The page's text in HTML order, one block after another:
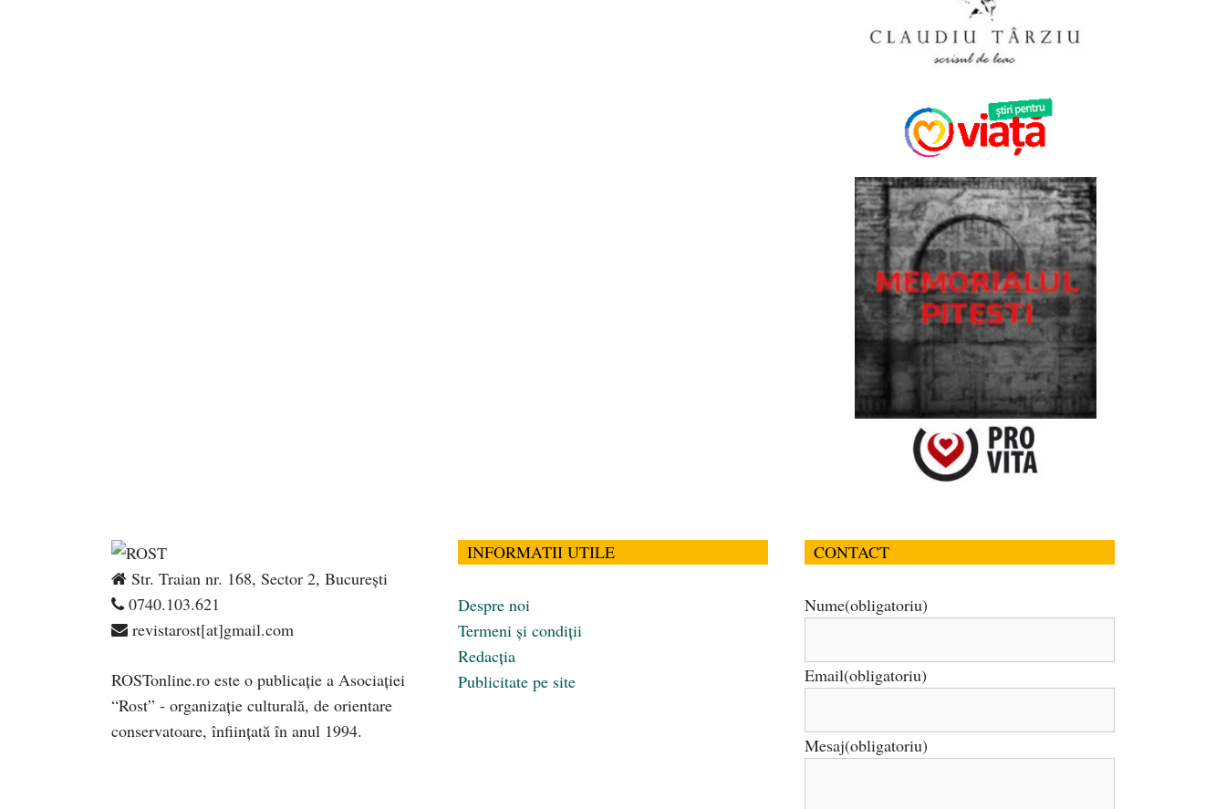
Str. Traian nr. 168, Sector 2, București
0740.103.621
revistarost[at]gmail.com
ROSTonline.ro este o publicaţie a Asociaţiei
“Rost” - organizaţie culturală, de orientare
conservatoare, înfiinţată în anul 1994.
INFORMATII UTILE
Despre noi
Termeni și condiții
Redacția
Publicitate pe site
CONTACT
Nume(obligatoriu)
Email(obligatoriu)
Mesaj(obligatoriu)